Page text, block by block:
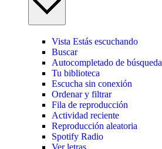
Vista Estás escuchando
Buscar
Autocompletado de búsqueda
Tu biblioteca
Escucha sin conexión
Ordenar y filtrar
Fila de reproducción
Actividad reciente
Reproducción aleatoria
Spotify Radio
Ver letras